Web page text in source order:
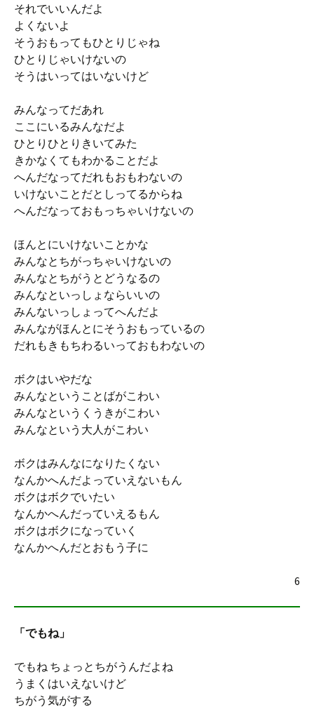
それでいいんだよ
よくないよ
そうおもってもひとりじゃね
ひとりじゃいけないの
そうはいってはいないけど
みんなってだあれ
ここにいるみんなだよ
ひとりひとりきいてみた
きかなくてもわかることだよ
へんだなってだれもおもわないの
いけないことだとしってるからね
へんだなっておもっちゃいけないの
ほんとにいけないことかな
みんなとちがっちゃいけないの
みんなとちがうとどうなるの
みんなといっしょならいいの
みんないっしょってへんだよ
みんながほんとにそうおもっているの
だれもきもちわるいっておもわないの
ボクはいやだな
みんなということばがこわい
みんなというくうきがこわい
みんなという大人がこわい
ボクはみんなになりたくない
なんかへんだよっていえないもん
ボクはボクでいたい
なんかへんだっていえるもん
ボクはボクになっていく
なんかへんだとおもう子に
6
「でもね」
でもね ちょっとちがうんだよね
うまくはいえないけど
ちがう気がする